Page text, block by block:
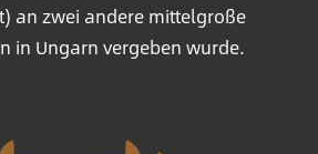
an zwei andere mittelgroße
in Ungarn vergeben wurde.